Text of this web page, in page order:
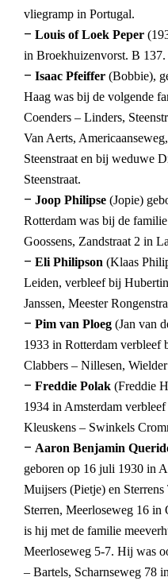
vliegramp in Portugal.
– Louis of Loek Peper
in Broekhuizenvorst. B
– Isaac Pfeiffer (Bobbie),
Haag was bij de volgende
Coenders – Linders,
Van Aerts,
Steenstraat en bij weduwe
Steenstraat.
– Joop Philipse (Jopie)
Rotterdam was bij de
Goossens, Zandstraat 2 in
– Eli Philipson (Klaas
Leiden, verbleef bij
Janssen, Meester
– Pim van Ploeg (Jan van
1933 in Rotterdam verbleef
Clabbers – Nillesen,
– Freddie Polak (Freddie
1934 in Amsterdam
Kleuskens – Swinkels
– Aaron Benjamin
geboren op 16 juli 1930 in
Muijsers (Pietje) en
Sterren, Meerloseweg 16
is hij met de familie
Meerloseweg 5-7. Hij was
– Bartels, Scharnseweg 78